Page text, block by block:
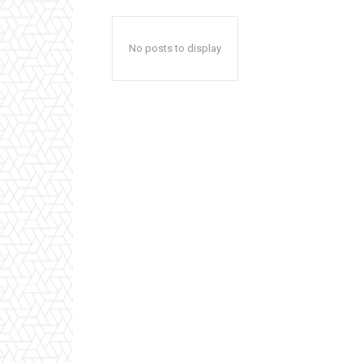
No posts to display